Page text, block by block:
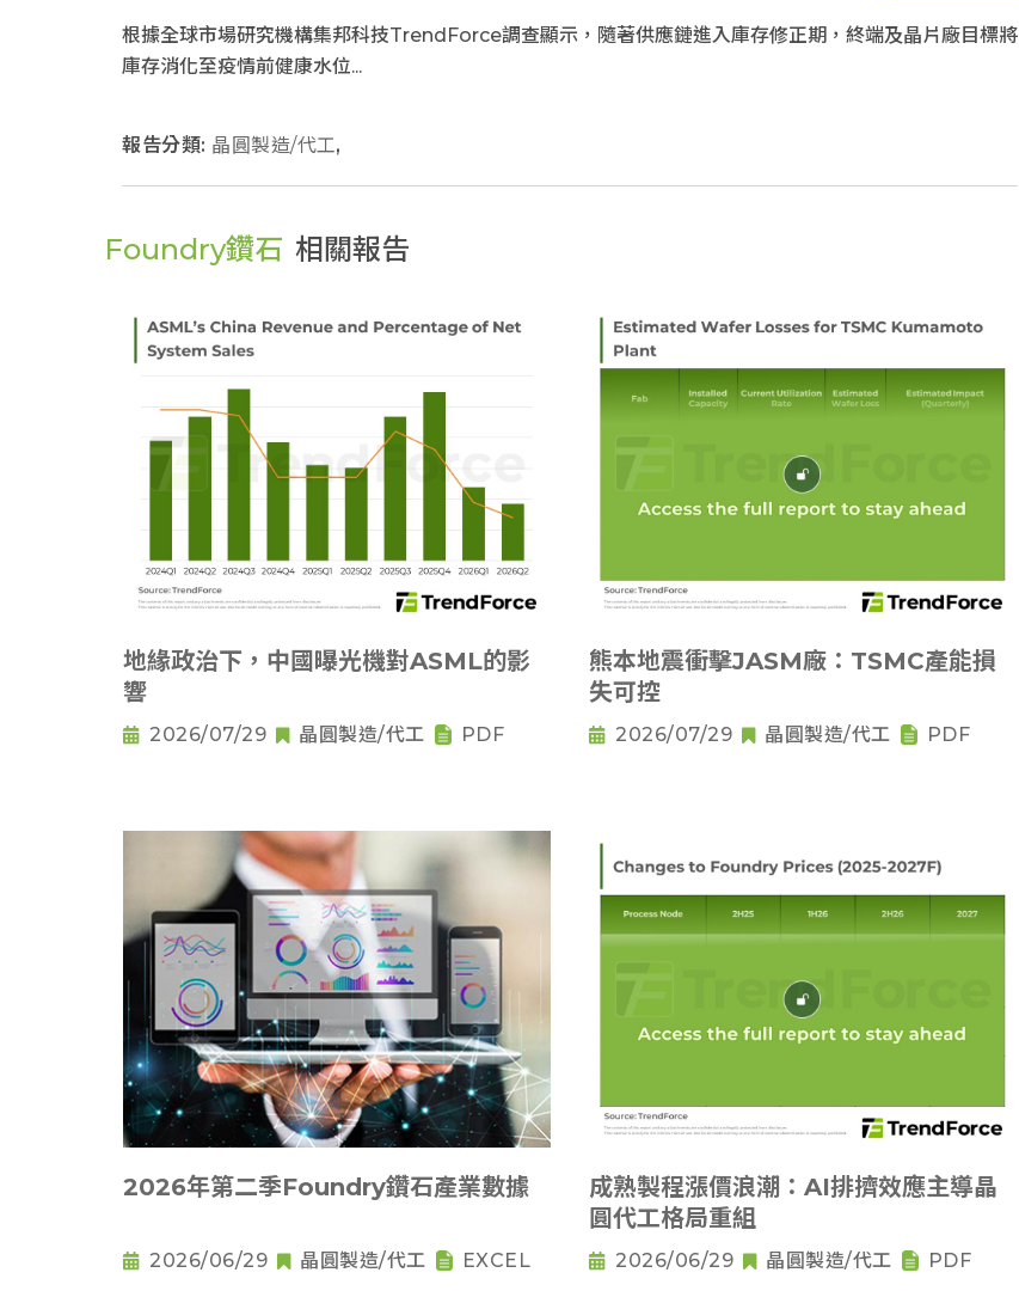
根據全球市場研究機構集邦科技TrendForce調查顯示，隨著供應鏈進入庫存修正期，終端及晶片廠目標將
庫存消化至疫情前健康水位...
報告分類: 晶圓製造/代工,
Foundry鑽石 相關報告
地緣政治下，中國曝光機對ASML的影
響
2026/07/29 晶圓製造/代工 PDF
熊本地震衝擊JASM廠：TSMC產能損
失可控
2026/07/29 晶圓製造/代工 PDF
2026年第二季Foundry鑽石產業數據
2026/06/29 晶圓製造/代工 EXCEL
成熟製程漲價浪潮：AI排擠效應主導晶
圓代工格局重組
2026/06/29 晶圓製造/代工 PDF